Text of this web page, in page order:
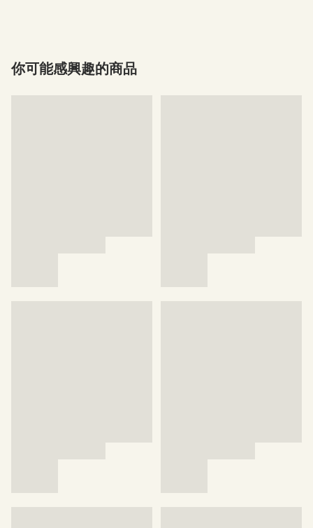
你可能感興趣的商品